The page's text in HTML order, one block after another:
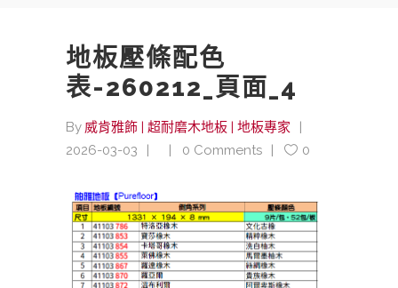
地板壓條配色
表-260212_頁面_4
By 威肯雅飾 | 超耐磨木地板 | 地板專家
2026-03-03
0 Comments 0